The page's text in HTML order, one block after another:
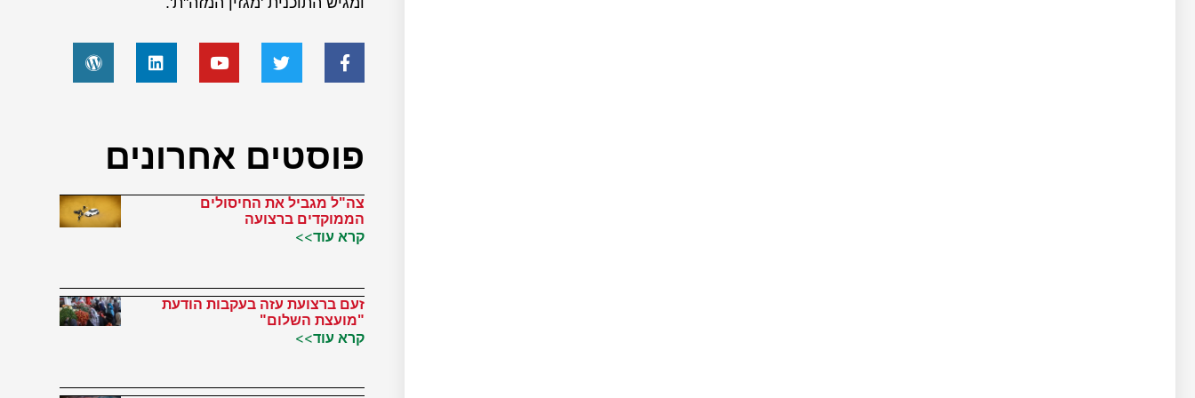
פוסטים אחרונים
צה"ל מגביל את החיסולים
הממוקדים ברצועה
קרא עוד>>
זעם ברצועת עזה בעקבות הודעת
"מועצת השלום"
קרא עוד>>